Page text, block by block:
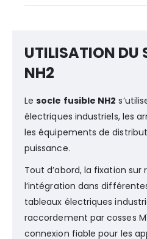
UTILISATION DU
NH2
Lesocle fusible NH2
électriques industriels, les
les équipements de
puissance.
Tout d’abord, la fixation sur
l’intégration dans
tableaux électriques
raccordement par cosses
connexion fiable pour les